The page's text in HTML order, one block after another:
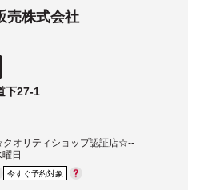
売株式会社
下27-1
オリティショップ認証店☆--
日
今すぐ予約対象